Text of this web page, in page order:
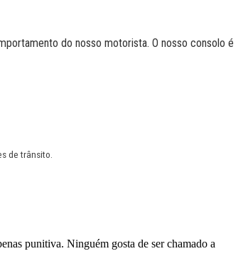
do nosso motorista. O nosso consolo é
de trânsito.